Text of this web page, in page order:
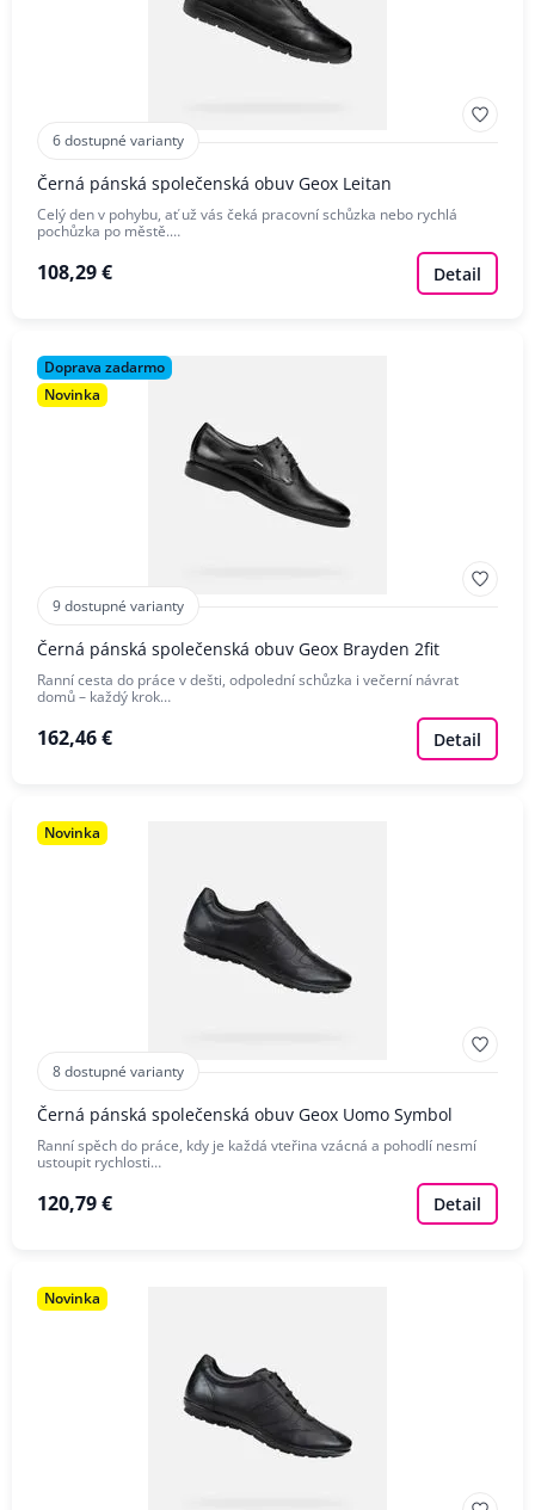
6 dostupné varianty
Černá pánská společenská obuv Geox Leitan
Celý den v pohybu, ať už vás čeká pracovní schůzka nebo rychlá
pochůzka po městě.…
108,29 € Detail
Doprava zadarmo
Novinka
9 dostupné varianty
Černá pánská společenská obuv Geox Brayden 2fit
Ranní cesta do práce v dešti, odpolední schůzka i večerní návrat
domů – každý krok…
162,46 € Detail
Novinka
8 dostupné varianty
Černá pánská společenská obuv Geox Uomo Symbol
Ranní spěch do práce, kdy je každá vteřina vzácná a pohodlí nesmí
ustoupit rychlosti…
120,79 € Detail
Novinka